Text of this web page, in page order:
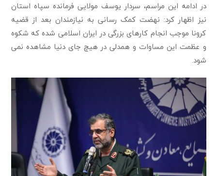
در ادامه این مراسم، سردار یوسف مولایی فرمانده سپاه استان
نیز اظهار کرد: نهضت کمک رسانی به نیازمندان بعد از قضیه
کرونا موجب انجام کارهای بزرگی در ایران اسلامی شده که شکوه
و عظمت این مساوات و همدلی در هیچ جای دنیا مشاهده نمی
شود.